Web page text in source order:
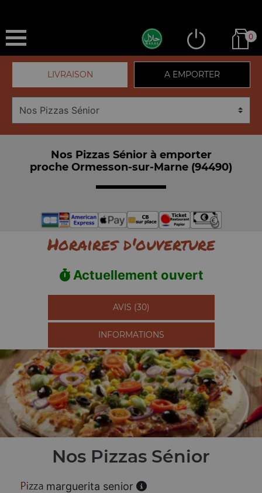
0
LIVRAISON A EMPORTER
Nos Pizzas Sénior à emporter
proche Ormesson-sur-Marne (94490)
Horaires d'ouverture
Actuellement ouvert
AVIS (30)
INFORMATIONS
Nos Pizzas Sénior
marguerita senior